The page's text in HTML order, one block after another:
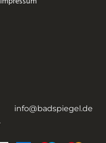
info@badspiegel.de